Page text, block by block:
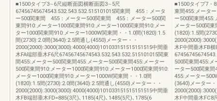
■1500タイプ3∼6尺縦断面図横断面図3∼5尺
67456745674543.532.543.532.515101015関東間 455：メータ
ー500関東間 455：メーター500関東間 455：メーター500関
東間910:メーター1000関東間910:メーター1000関東間910:メー
ター1000関東間910:メーター1000W関東間・・1.0間(1820):1.5
間(2730):2.0間(3640):2.5間通し(4550)メーター・・
2000(2000):3000(3000):4000(4000)101033151515151515中間垂
木FA端部垂木F6尺67456745674543.532.543.532.515101015関東
間455:メーター500関東間455:メーター500関東間455:メーター
500関東間910:メーター1000関東間910:メーター1000関東間910:
メーター1000関東間910:メーター1000W関東間・・1.0間
(1820):1.5間(2730):2.0間(3640):2.5間通し(4550)メーター・・
2000(2000):3000(3000):4000(4000)101033151515151515中間垂
木FB端部垂木FD=885(3尺)､1185(4尺)､1485(5尺)､1785(6
■1500タイプ7・
東間455:メータ
ー500関東間455:
メーター500関
(1820):1.5間
木F中間垂木FB
500関東間455:メ
ーター500関東
455:メーター
(3640)メーター
木F中間垂木FC8